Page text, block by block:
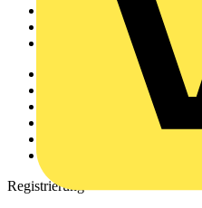
Produktsuche
Downloadbereich (PDFs)
Registrierung